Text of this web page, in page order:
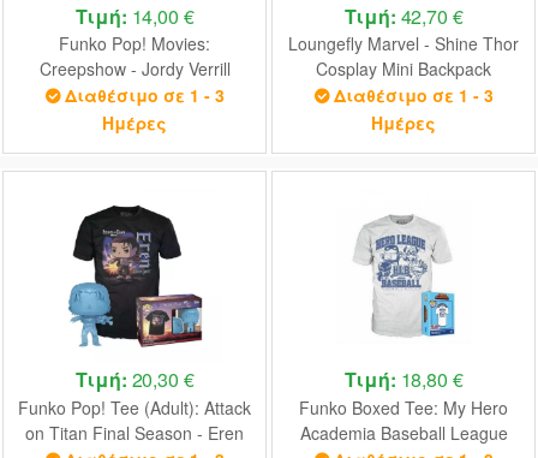
Τιμή: 14,00 €
Funko Pop! Movies:
Creepshow - Jordy Verrill
(Flocked) #1460 Vinyl Figure
Διαθέσιμο σε 1 - 3
Ημέρες
Τιμή: 42,70 €
Loungefly Marvel - Shine Thor
Cosplay Mini Backpack
(MVBK0315)
Διαθέσιμο σε 1 - 3
Ημέρες
Τιμή: 20,30 €
Funko Pop! Tee (Adult): Attack
on Titan Final Season - Eren
Τιμή: 18,80 €
Funko Boxed Tee: My Hero
Academia Baseball League